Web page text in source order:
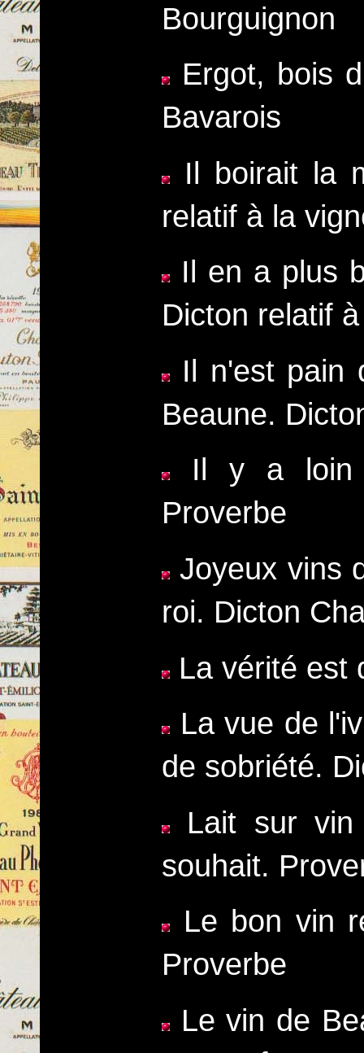
Bourguignon
Ergot, bois
Bavarois
Il boirait la
relatif à la
Il en a plus
Dicton relatif
Il n'est pain
Beaune.
Il y a loin
Proverbe
Joyeux vins
roi. Dicton
La vérité est
La vue de
de sobriété.
Lait sur
souhait.
Le bon vin
Proverbe
Le vin de